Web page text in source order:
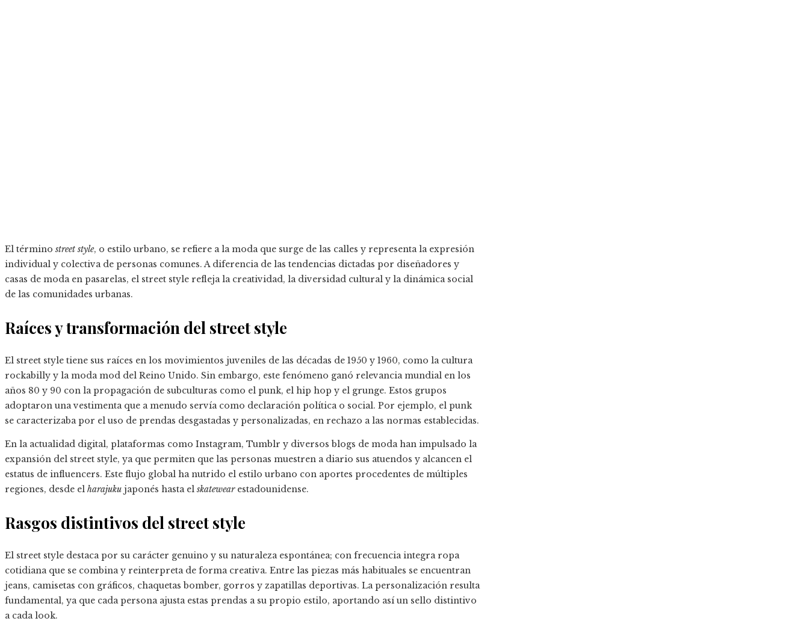
El término street style, o estilo urbano, se refiere a la moda que surge de las calles y representa la expresión
individual y colectiva de personas comunes. A diferencia de las tendencias dictadas por diseñadores y
casas de moda en pasarelas, el street style refleja la creatividad, la diversidad cultural y la dinámica social
de las comunidades urbanas.
Raíces y transformación del street style
El street style tiene sus raíces en los movimientos juveniles de las décadas de 1950 y 1960, como la cultura
rockabilly y la moda mod del Reino Unido. Sin embargo, este fenómeno ganó relevancia mundial en los
años 80 y 90 con la propagación de subculturas como el punk, el hip hop y el grunge. Estos grupos
adoptaron una vestimenta que a menudo servía como declaración política o social. Por ejemplo, el punk
se caracterizaba por el uso de prendas desgastadas y personalizadas, en rechazo a las normas establecidas.
En la actualidad digital, plataformas como Instagram, Tumblr y diversos blogs de moda han impulsado la
expansión del street style, ya que permiten que las personas muestren a diario sus atuendos y alcancen el
estatus de influencers. Este flujo global ha nutrido el estilo urbano con aportes procedentes de múltiples
regiones, desde el harajuku japonés hasta el skatewearestadounidense.
Rasgos distintivos del street style
El street style destaca por su carácter genuino y su naturaleza espontánea; con frecuencia integra ropa
cotidiana que se combina y reinterpreta de forma creativa. Entre las piezas más habituales se encuentran
jeans, camisetas con gráficos, chaquetas bomber, gorros y zapatillas deportivas. La personalización resulta
fundamental, ya que cada persona ajusta estas prendas a su propio estilo, aportando así un sello distintivo
a cada look.